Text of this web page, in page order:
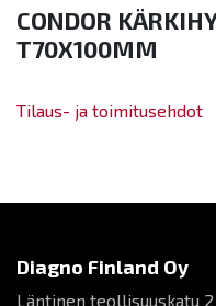
CONDOR
T70X100MM
Tilaus- ja toimitusehdot
Diagno Finland Oy
Läntinen teollisuuskatu 2